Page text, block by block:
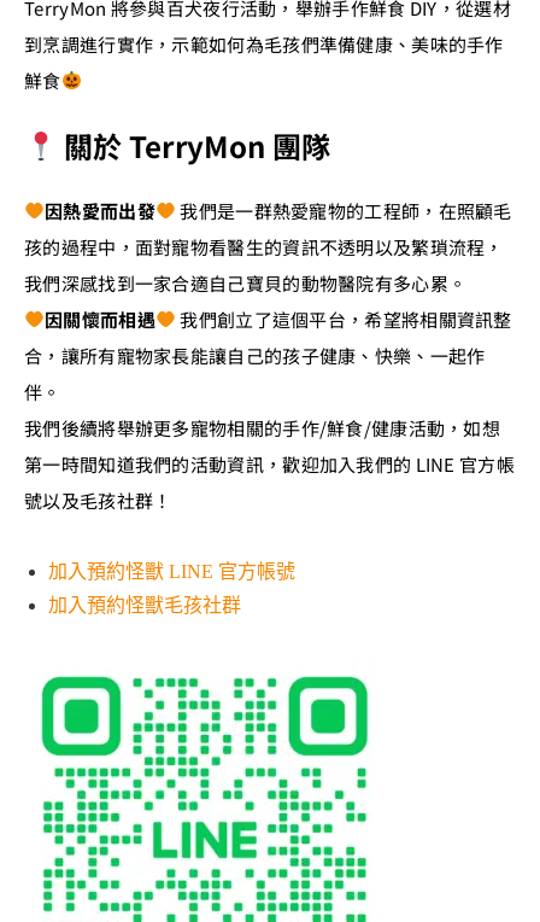
TerryMon 將參與百犬夜行活動，舉辦手作鮮食 DIY，從選材
到烹調進行實作，示範如何為毛孩們準備健康、美味的手作
鮮食
關於 TerryMon 團隊
因熱愛而出發
我們是一群熱愛寵物的工程師，在照顧毛
孩的過程中，面對寵物看醫生的資訊不透明以及繁瑣流程，
我們深感找到一家合適自己寶貝的動物醫院有多心累。
因關懷而相遇
我們創立了這個平台，希望將相關資訊整
合，讓所有寵物家長能讓自己的孩子健康、快樂、一起作
伴。
我們後續將舉辦更多寵物相關的手作/鮮食/健康活動，如想
第一時間知道我們的活動資訊，歡迎加入我們的 LINE 官方帳
號以及毛孩社群！
加入預約怪獸 LINE 官方帳號
加入預約怪獸毛孩社群